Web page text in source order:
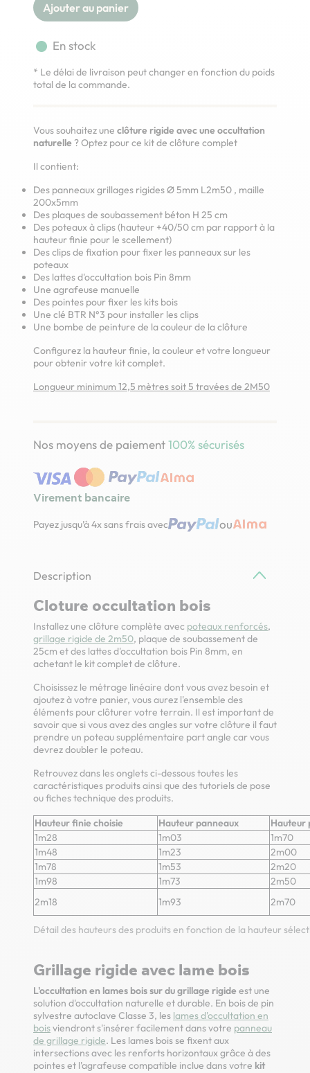
Ajouter au panier
fiber_manual_record En stock
* Le délai de livraison peut changer en fonction du poids
total de la commande.
Vous souhaitez une clôture rigide avec une occultation
naturelle ? Optez pour ce kit de clôture complet
Il contient:
Des panneaux grillages rigides Ø 5mm L2m50 , maille
200x5mm
Des plaques de soubassement béton H 25 cm
Des poteaux à clips (hauteur +40/50 cm par rapport à la
hauteur finie pour le scellement)
Des clips de fixation pour fixer les panneaux sur les
poteaux
Des lattes d'occultation bois Pin 8mm
Une agrafeuse manuelle
Des pointes pour fixer les kits bois
Une clé BTR N°3 pour installer les clips
Une bombe de peinture de la couleur de la clôture
Configurez la hauteur finie, la couleur et votre longueur
pour obtenir votre kit complet.
Longueur minimum 12,5 mètres soit 5 travées de 2M50
Nos moyens de paiement100% sécurisés
Virement bancaire
Payez jusqu’à 4x sans frais avec ou
Description
Cloture occultation bois
Installez une clôture complète avec poteaux renforcés,
grillage rigide de 2m50, plaque de soubassement de
25cm et des lattes d'occultation bois Pin 8mm, en
achetant le kit complet de clôture.
Choisissez le métrage linéaire dont vous avez besoin et
ajoutez à votre panier, vous aurez l'ensemble des
éléments pour clôturer votre terrain. Il est important de
savoir que si vous avez des angles sur votre clôture il faut
prendre un poteau supplémentaire part angle car vous
devrez doubler le poteau.
Retrouvez dans les onglets ci-dessous toutes les
caractéristiques produits ainsi que des tutoriels de pose
ou fiches technique des produits.
Détail des hauteurs des produits en fonction de la hauteur
Hauteur finie choisie Hauteur panneaux
Hauteur
1m28
1m03
1m70
1m48
1m23
2m00
1m78
1m53
2m20
1m98
1m73
2m50
2m18
1m93 2m70
Grillage rigide avec lame bois
L'occultation en lames bois sur du grillage rigide est une
solution d'occultation naturelle et durable. En bois de pin
sylvestre autoclave Classe 3, les lames d'occultation en
boisviendront s'insérer facilement dans votre panneau
de grillage rigide. Les lames bois se fixent aux
intersections avec les renforts horizontaux grâce à des
pointes et l'agrafeuse compatible inclue dans votre kit